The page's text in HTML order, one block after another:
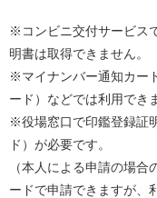
※コンビニ交付サービス
明書は取得できません。
※マイナンバー通知カー
ード）などでは利用でき
※役場窓口で印鑑登録証
ド）が必要です。
（本人による申請の場
ードで申請できますが、